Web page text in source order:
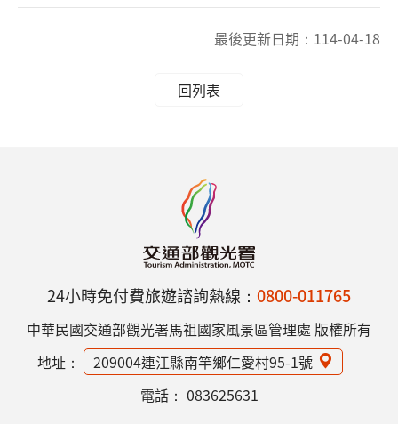
最後更新日期： 114-04-18
回列表
24小時免付費旅遊諮詢熱線： 0800-011765
中華民國交通部觀光署馬祖國家風景區管理處 版權所有
地址：
209004連江縣南竿鄉仁愛村95-1號
電話： 083625631